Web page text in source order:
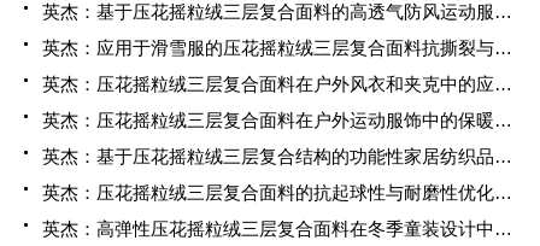
英杰：基于压花摇粒绒三层复合面料的高透气防风运动服饰开发
英杰：应用于滑雪服的压花摇粒绒三层复合面料抗撕裂与耐磨性提升技术
英杰：压花摇粒绒三层复合面料在户外风衣和夹克中的应用与性能
英杰：压花摇粒绒三层复合面料在户外运动服饰中的保暖与透气性能研究
英杰：基于压花摇粒绒三层复合结构的功能性家居纺织品开发与应用
英杰：压花摇粒绒三层复合面料的抗起球性与耐磨性优化技术分析
英杰：高弹性压花摇粒绒三层复合面料在冬季童装设计中的应用实践